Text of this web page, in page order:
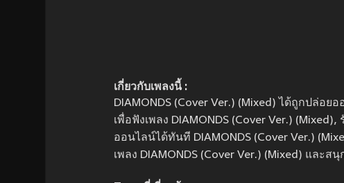
เกี่ยวกับเพลงนี้ :
DIAMONDS (Cover Ver.) (Mixed) ได้ถูกปล่อ
เพื่อฟังเพลง DIAMONDS (Cover Ver.)
ออนไลน์ได้ทันที DIAMONDS (Cover Ver.)
เพลง DIAMONDS (Cover Ver.) (Mixed) และส